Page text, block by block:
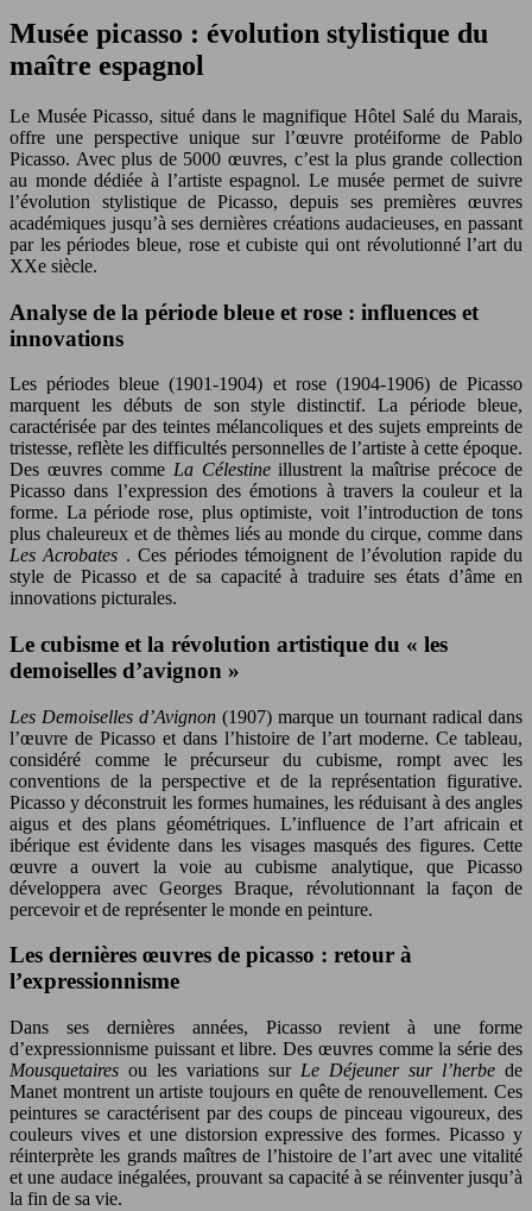
Musée picasso : évolution stylistique du
maître espagnol
Le Musée Picasso, situé dans le magnifique Hôtel Salé du Marais,
offre une perspective unique sur l’œuvre protéiforme de Pablo
Picasso. Avec plus de 5000 œuvres, c’est la plus grande collection
au monde dédiée à l’artiste espagnol. Le musée permet de suivre
l’évolution stylistique de Picasso, depuis ses premières œuvres
académiques jusqu’à ses dernières créations audacieuses, en passant
par les périodes bleue, rose et cubiste qui ont révolutionné l’art du
XXe siècle.
Analyse de la période bleue et rose : influences et
innovations
Les périodes bleue (1901-1904) et rose (1904-1906) de Picasso
marquent les débuts de son style distinctif. La période bleue,
caractérisée par des teintes mélancoliques et des sujets empreints de
tristesse, reflète les difficultés personnelles de l’artiste à cette époque.
Des œuvres comme La Célestineillustrent la maîtrise précoce de
Picasso dans l’expression des émotions à travers la couleur et la
forme. La période rose, plus optimiste, voit l’introduction de tons
plus chaleureux et de thèmes liés au monde du cirque, comme dans
Les Acrobates . Ces périodes témoignent de l’évolution rapide du
style de Picasso et de sa capacité à traduire ses états d’âme en
innovations picturales.
Le cubisme et la révolution artistique du « les
demoiselles d’avignon »
Les Demoiselles d’Avignon (1907) marque un tournant radical dans
l’œuvre de Picasso et dans l’histoire de l’art moderne. Ce tableau,
considéré comme le précurseur du cubisme, rompt avec les
conventions de la perspective et de la représentation figurative.
Picasso y déconstruit les formes humaines, les réduisant à des angles
aigus et des plans géométriques. L’influence de l’art africain et
ibérique est évidente dans les visages masqués des figures. Cette
œuvre a ouvert la voie au cubisme analytique, que Picasso
développera avec Georges Braque, révolutionnant la façon de
percevoir et de représenter le monde en peinture.
Les dernières œuvres de picasso : retour à
l’expressionnisme
Dans ses dernières années, Picasso revient à une forme
d’expressionnisme puissant et libre. Des œuvres comme la série des
Mousquetaires ou les variations sur Le Déjeuner sur l’herbe de
Manet montrent un artiste toujours en quête de renouvellement. Ces
peintures se caractérisent par des coups de pinceau vigoureux, des
couleurs vives et une distorsion expressive des formes. Picasso y
réinterprète les grands maîtres de l’histoire de l’art avec une vitalité
et une audace inégalées, prouvant sa capacité à se réinventer jusqu’à
la fin de sa vie.